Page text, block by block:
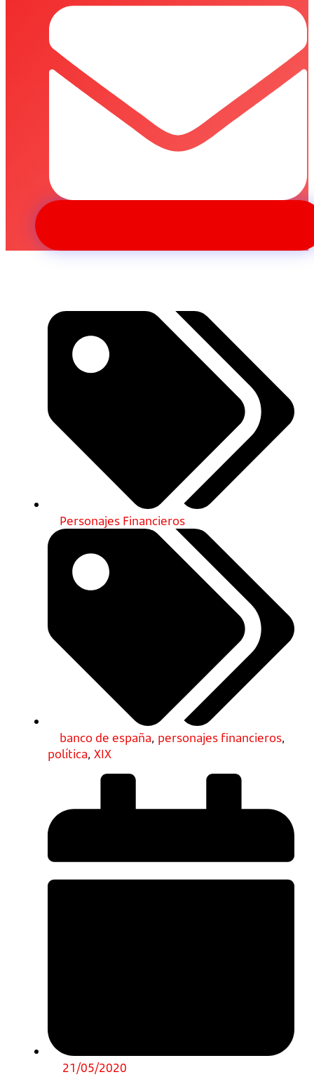
Personajes Financieros
banco de españa, personajes financieros,
política, XIX
21/05/2020